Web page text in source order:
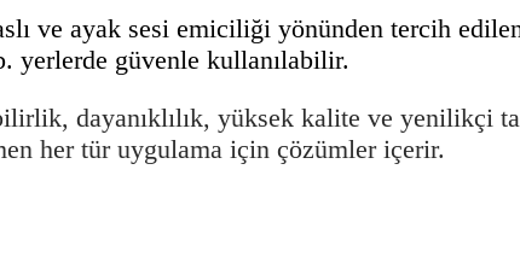
ve ayak sesi emiciliği yönünden tercih
yerlerde güvenle kullanılabilir.
dayanıklılık, yüksek kalite ve yenilikçi
her tür uygulama için çözümler içerir.